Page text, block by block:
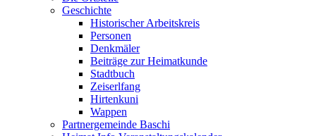
Geschichte
Historischer Arbeitskreis
Personen
Denkmäler
Beiträge zur Heimatkunde
Stadtbuch
Zeiserlfang
Hirtenkuni
Wappen
Partnergemeinde Baschi